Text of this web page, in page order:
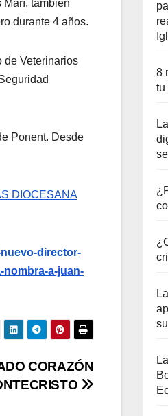
Marí, también
durante 4 años.
de Veterinarios
Ponent. Desde
DIOCESANA
director-
a-juan-
CORAZÓN
8
tu